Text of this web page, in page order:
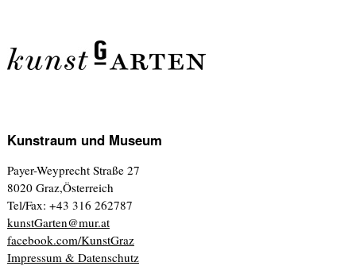
Kunstraum und Museum
Payer-Weyprecht Straße 27
8020 Graz,Österreich
Tel/Fax: +43 316 262787
kunstGarten@mur.at
facebook.com/KunstGraz
Impressum & Datenschutz